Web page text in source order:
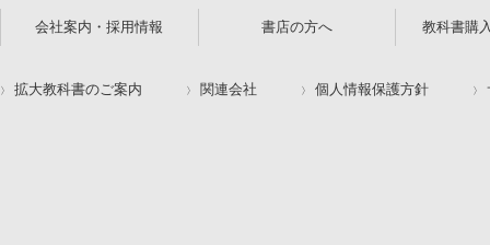
会社案内・採用情報 書店の方へ 教科書購
拡大教科書のご案内 関連会社 個人情報保護方針